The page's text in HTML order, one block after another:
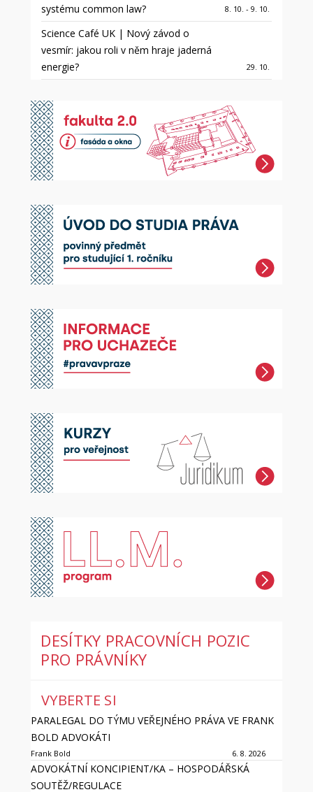
systému common law?
8. 10. - 9. 10.
Science Café UK | Nový závod o
vesmír: jakou roli v něm hraje jaderná
energie?
29. 10.
DESÍTKY PRACOVNÍCH POZIC
PRO PRÁVNÍKY
VYBERTE SI
PARALEGAL DO TÝMU VEŘEJNÉHO PRÁVA VE FRANK
BOLD ADVOKÁTI
Frank Bold 6. 8. 2026
ADVOKÁTNÍ KONCIPIENT/KA – HOSPODÁŘSKÁ
SOUTĚŽ/REGULACE